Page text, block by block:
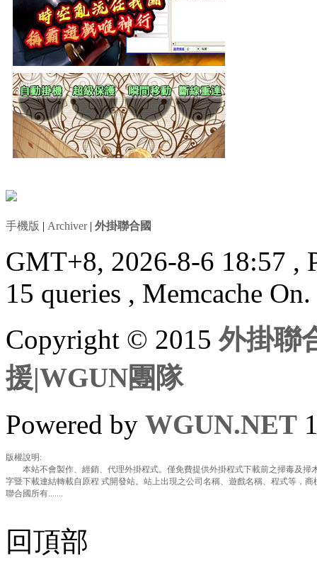
手機版 | Archiver| 外掛聯合國
GMT+8, 2026-8-6 18:57 ,
15 queries , Memcache On.
Copyright © 2015外掛聯
援|WGUN團隊
Powered by WGUN.NET
版權說明:
本站不會製作、經銷、代理外掛程式。僅免費提供外掛程式下載前之掃毒及掃
字暨下載連結轉載自原程 式開發站。站上出現之公司名稱、遊戲名稱、程式等，
聯合國所有.......
回頂部